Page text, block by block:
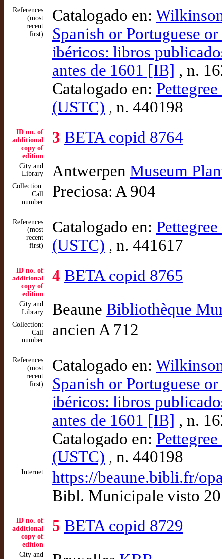
References
(most
recent
first)
Catalogado en:
Spanish or Portuguese
ibéricos: libros
antes de 1601 [IB] , n.
Catalogado en:
(USTC) , n. 440198
ID no. of
additional
copy of
edition
3 BETA copid 8764
City and
Library
Antwerpen Museum
Collection:
Call
number
Preciosa: A 904
References
(most
recent
first)
Catalogado en:
(USTC) , n. 441617
ID no. of
additional
copy of
edition
4 BETA copid 8765
City and
Library
Beaune Bibliothèque
Collection:
Call
number
ancien A 712
References
(most
recent
first)
Catalogado en:
Spanish or Portuguese
ibéricos: libros
antes de 1601 [IB] , n.
Catalogado en:
(USTC) , n. 440198
Internet
https://beaune.bibli.fr/
Bibl. Municipale visto
ID no. of
additional
copy of
edition
5 BETA copid 8729
City and